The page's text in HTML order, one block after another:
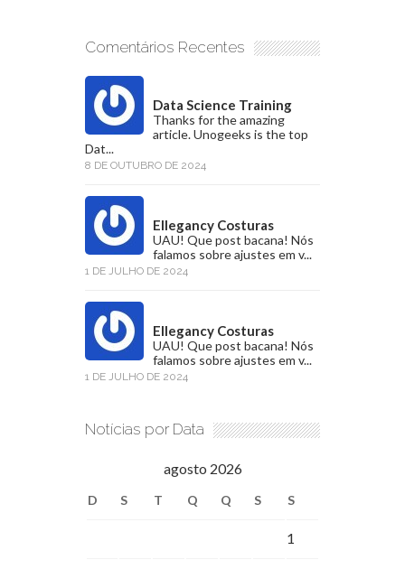
Comentários Recentes
Data Science Training
Thanks for the amazing
article. Unogeeks is the top
Dat...
8 DE OUTUBRO DE 2024
Ellegancy Costuras
UAU! Que post bacana! Nós
falamos sobre ajustes em v...
1 DE JULHO DE 2024
Ellegancy Costuras
UAU! Que post bacana! Nós
falamos sobre ajustes em v...
1 DE JULHO DE 2024
Notícias por Data
agosto 2026
D S T Q Q S S
1